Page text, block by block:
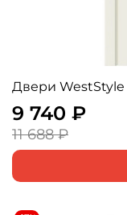
Двери
9 740 ₽
11 688 ₽